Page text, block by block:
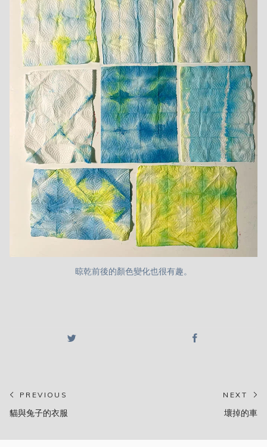
晾乾前後的顏色變化也很有趣。
投
稿
ナ
PREVIOUS
Previous
貓與兔子的衣服
NEXT
壞掉的車